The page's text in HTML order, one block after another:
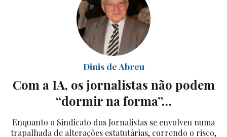
Dinis de Abreu
Com a IA, os jornalistas não podem
“dormir na forma”…
Enquanto o Sindicato dos Jornalistas se envolveu numa
trapalhada de alterações estatutárias, correndo o risco,